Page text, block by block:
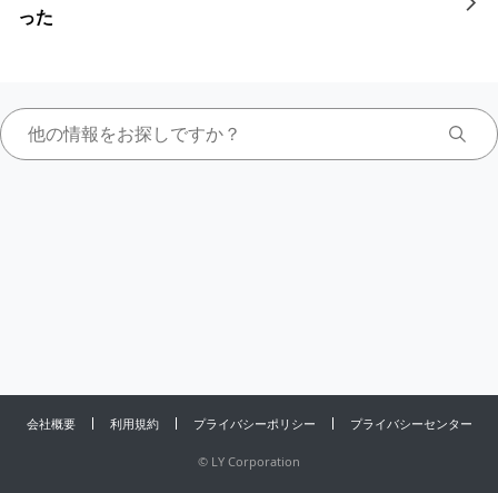
った
会社概要 利用規約 プライバシーポリシー プライバシーセンター
© LY Corporation